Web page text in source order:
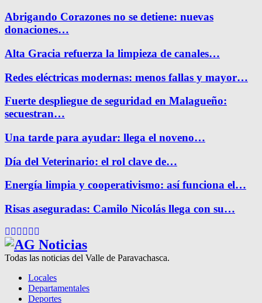
Abrigando Corazones no se detiene: nuevas
donaciones…
Alta Gracia refuerza la limpieza de canales…
Redes eléctricas modernas: menos fallas y mayor…
Fuerte despliegue de seguridad en Malagueño:
secuestran…
Una tarde para ayudar: llega el noveno…
Día del Veterinario: el rol clave de…
Energía limpia y cooperativismo: así funciona el…
Risas aseguradas: Camilo Nicolás llega con su…
Facebook
Twitter
Instagram
Pinterest
Google
Todas las noticias del Valle de Paravachasca.
Locales
Departamentales
Deportes